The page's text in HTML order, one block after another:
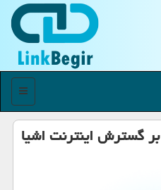
منو
تاثیر توسعه فناوری ۵G بر گسترش اینترنت اشیا